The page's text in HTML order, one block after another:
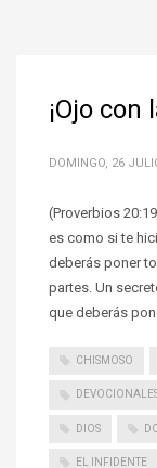
¡Ojo con
DOMINGO, 26
(Proverbios
es como si te
deberás poner
partes. Un
que deberás
CHISMOSO
DIOS
EL INFIDENTE